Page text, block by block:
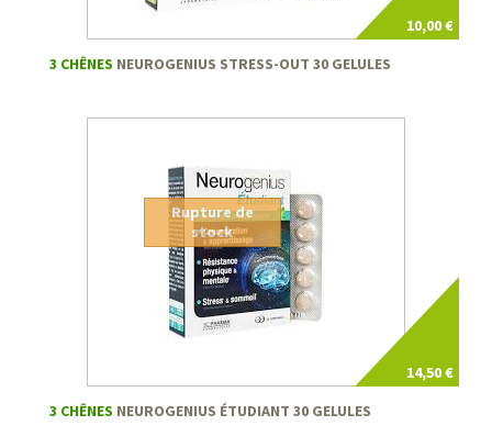
10,00 €
3 CHÊNES NEUROGENIUS STRESS-OUT 30 GELULES
14,50 €
Rupture de
stock
3 CHÊNES NEUROGENIUS ÉTUDIANT 30 GELULES